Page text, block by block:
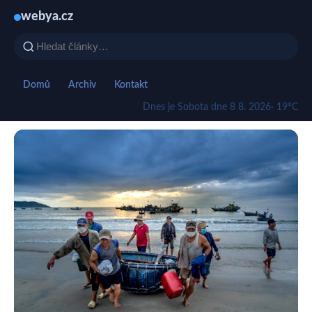
webya.cz
Domů Archiv Kontakt
Dnes je Sobota dne 8 8. 2026· 19°C